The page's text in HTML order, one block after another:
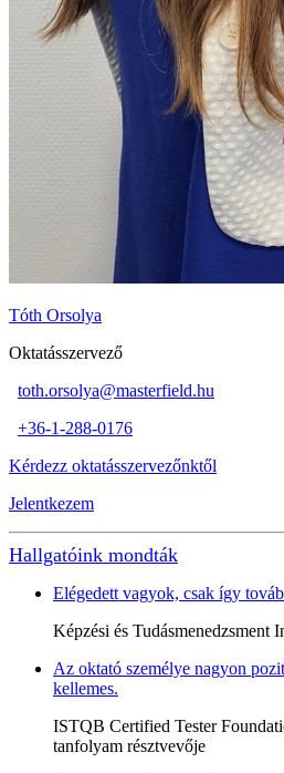
Tóth Orsolya
Oktatásszervező
toth.orsolya@masterfield.hu
+36-1-288-0176
Kérdezz oktatásszervezőnktől
Jelentkezem
Hallgatóink mondták
Elégedett vagyok, csak így
Képzési és Tudásmenedzsment
Az oktató személye nagyon
kellemes.
ISTQB Certified Tester
tanfolyam résztvevője